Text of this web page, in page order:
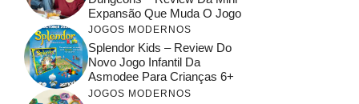
Expansão Que Muda O Jogo
JOGOS MODERNOS
Splendor Kids – Review Do
Novo Jogo Infantil Da
Asmodee Para Crianças 6+
JOGOS MODERNOS